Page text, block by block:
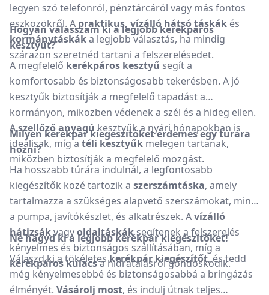
legyen szó telefonról, pénztárcáról vagy más fontos
eszközökről. A praktikus, vízálló hátsó táskák és
kormánytáskáka legjobb választás, ha mindig
szárazon szeretnéd tartani a felszerelésedet.
Hogyan válasszam ki a legjobb kerékpáros
kesztyűt?
A megfelelő kerékpáros kesztyű segít a
komfortosabb és biztonságosabb tekerésben. A jó
kesztyűk biztosítják a megfelelő tapadást a
kormányon, miközben védenek a szél és a hideg ellen.
Aszellőző anyagúkesztyűk a nyári hónapokban is
ideálisak, míg a téli kesztyűk melegen tartanak,
miközben biztosítják a megfelelő mozgást.
Milyen kerékpár kiegészítőket érdemes egy túrára
hozni?
Ha hosszabb túrára indulnál, a legfontosabb
kiegészítők közé tartozik a szerszámtáska, amely
tartalmazza a szükséges alapvető szerszámokat, mint
a pumpa, javítókészlet, és alkatrészek. Avízálló
hátizsákvagyoldaltáskáksegítenek a felszerelés
kényelmes és biztonságos szállításában, míg a
kerékpáros kulacsa hidratálásról gondoskodik.
Ne hagyd ki a legjobb kerékpár kiegészítőket!
Válaszd ki a tökéleteskerékpár kiegészítőt, és tedd
még kényelmesebbé és biztonságosabbá a bringázás
élményét. Vásárolj most, és indulj útnak teljes